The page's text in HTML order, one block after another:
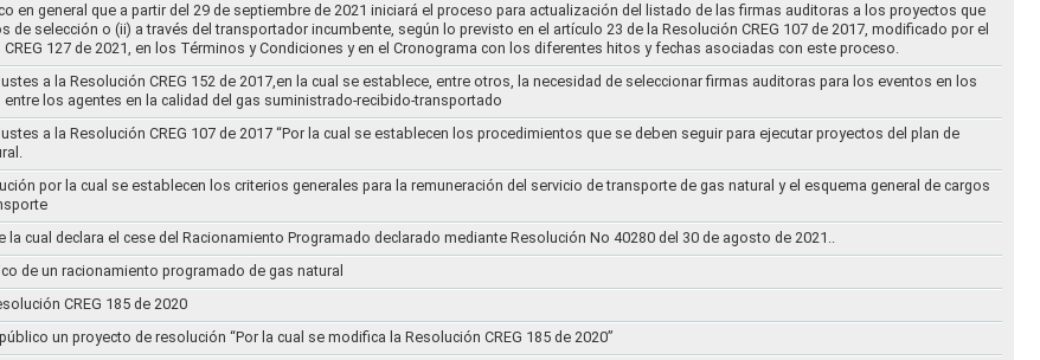
en general que a partir del 29 de septiembre de 2021 iniciará el proceso para actualización del listado de las firmas auditoras a los proyectos que
de selección o (ii) a través del transportador incumbente, según lo previsto en el artículo 23 de la Resolución CREG 107 de 2017, modificado por el
127 de 2021, en los Términos y Condiciones y en el Cronograma con los diferentes hitos y fechas asociadas con este proceso.
a la Resolución CREG 152 de 2017,en la cual se establece, entre otros, la necesidad de seleccionar firmas auditoras para los eventos en los
los agentes en la calidad del gas suministrado-recibido-transportado
a la Resolución CREG 107 de 2017 “Por la cual se establecen los procedimientos que se deben seguir para ejecutar proyectos del plan de
por la cual se establecen los criterios generales para la remuneración del servicio de transporte de gas natural y el esquema general de cargos
la cual declara el cese del Racionamiento Programado declarado mediante Resolución No 40280 del 30 de agosto de 2021..
de un racionamiento programado de gas natural
CREG 185 de 2020
un proyecto de resolución “Por la cual se modifica la Resolución CREG 185 de 2020”